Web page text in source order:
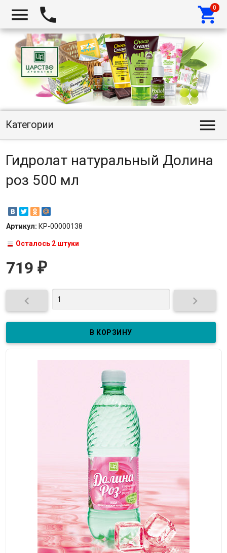
  
Категории 
Гидролат натуральный Долина
роз 500 мл
Артикул: КР-00000138
Осталось 2 штуки
719 ₽
 